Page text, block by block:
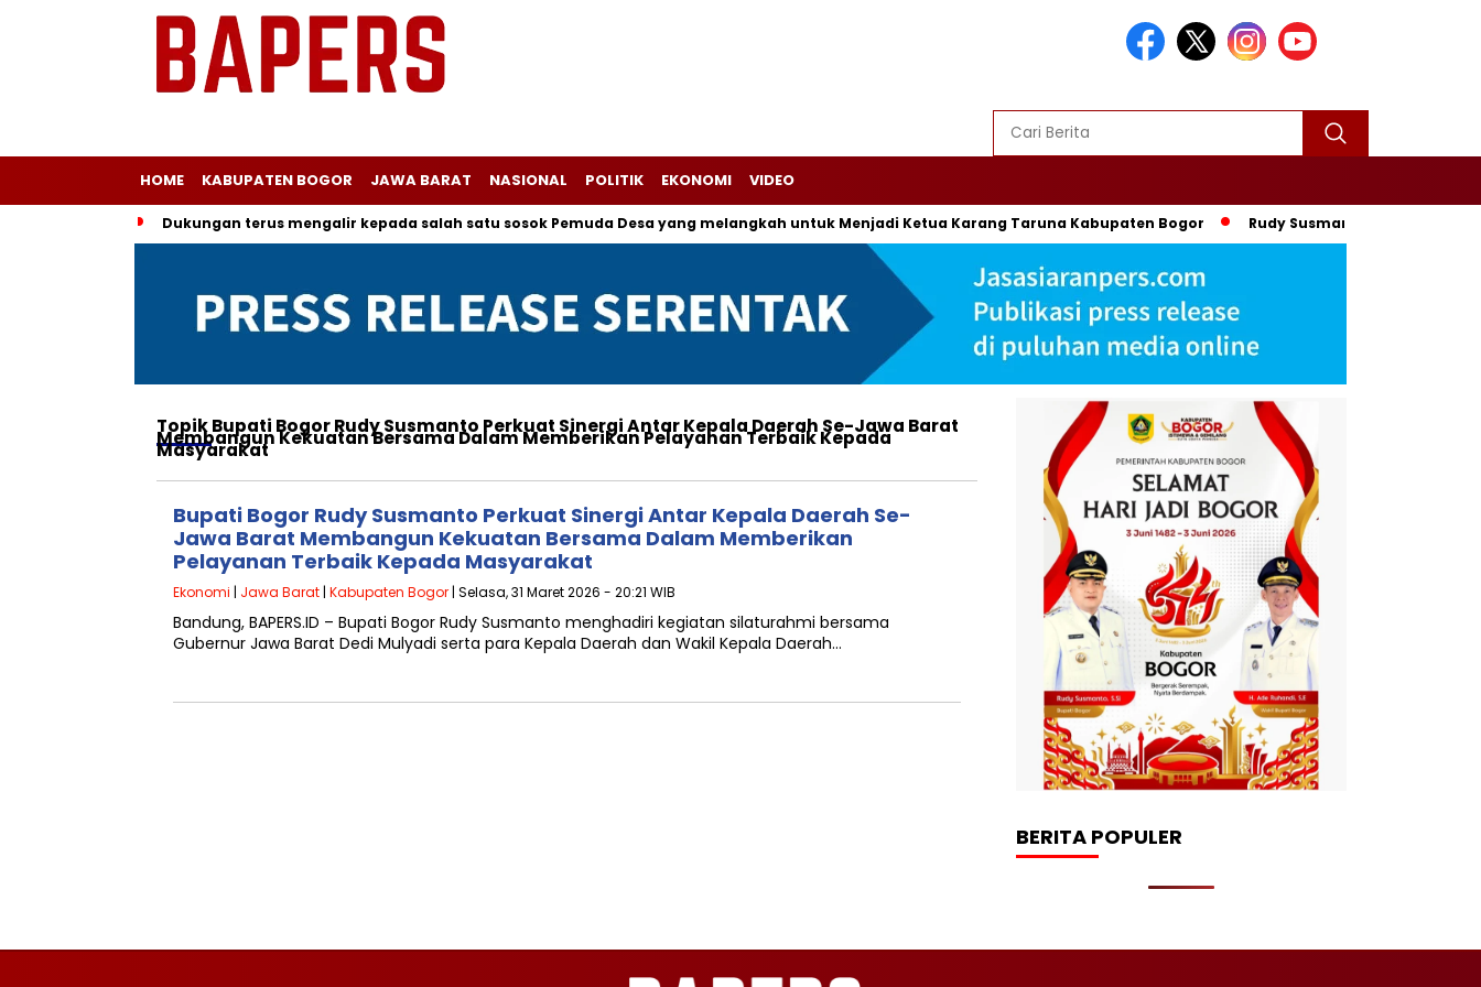
HOME KABUPATEN BOGOR JAWA BARAT NASIONAL POLITIK EKONOMI VIDEO
Dukungan terus mengalir kepada salah satu sosok Pemuda Desa yang melangkah untuk Menjadi Ketua Karang Taruna Kabupaten Bogor Rudy Susmanto-Ade Rohandi
TopikBupati Bogor Rudy Susmanto Perkuat Sinergi Antar Kepala Daerah Se-Jawa Barat
Membangun Kekuatan Bersama Dalam Memberikan Pelayanan Terbaik Kepada
Masyarakat
Bupati Bogor Rudy Susmanto Perkuat Sinergi Antar Kepala Daerah Se-
Jawa Barat Membangun Kekuatan Bersama Dalam Memberikan
Pelayanan Terbaik Kepada Masyarakat
Ekonomi | Jawa Barat | Kabupaten Bogor | Selasa, 31 Maret 2026 - 20:21 WIB
Bandung, BAPERS.ID – Bupati Bogor Rudy Susmanto menghadiri kegiatan silaturahmi bersama
Gubernur Jawa Barat Dedi Mulyadi serta para Kepala Daerah dan Wakil Kepala Daerah…
BERITA POPULER